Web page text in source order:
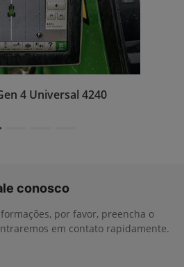
4 Universal 4240
conosco
por favor, preencha o
em contato rapidamente.